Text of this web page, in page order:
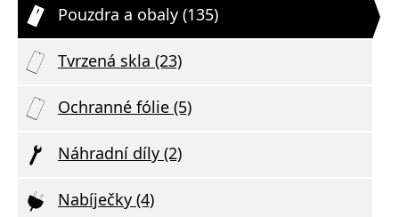
Pouzdra a obaly (135)
Tvrzená skla (23)
Ochranné fólie (5)
Náhradní díly (2)
Nabíječky (4)